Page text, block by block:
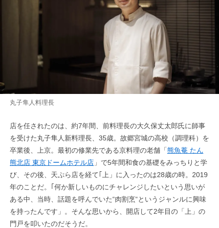
丸子隼人料理長
店を任されたのは、約7年間、前料理長の大久保丈太郎氏に師事
を受けた丸子隼人新料理長、35歳。故郷宮城の高校（調理科）を
卒業後、上京。最初の修業先である京料理の老舗「熊魚菴 たん
熊北店 東京ドームホテル店 」で5年間和食の基礎をみっちりと学
び、その後、天ぷら店を経て｢上」に入ったのは28歳の時。2019
年のことだ。｢何か新しいものにチャレンジしたいという思いが
ある中、当時、話題を呼んでいた“肉割烹“というジャンルに興味
を持ったんです」。そんな思いから、開店して2年目の「上」の
門戸を叩いたのだそうだ。